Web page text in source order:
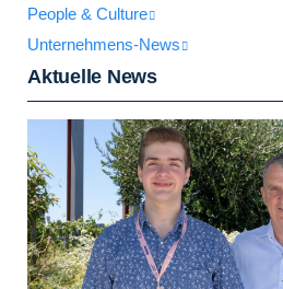
People & Culture
Unternehmens-News
Aktuelle News